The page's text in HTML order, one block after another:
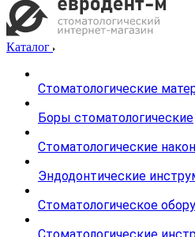
Каталог
Стоматологические
Боры стоматологические
Стоматологические
Эндодонтические
Стоматологическое